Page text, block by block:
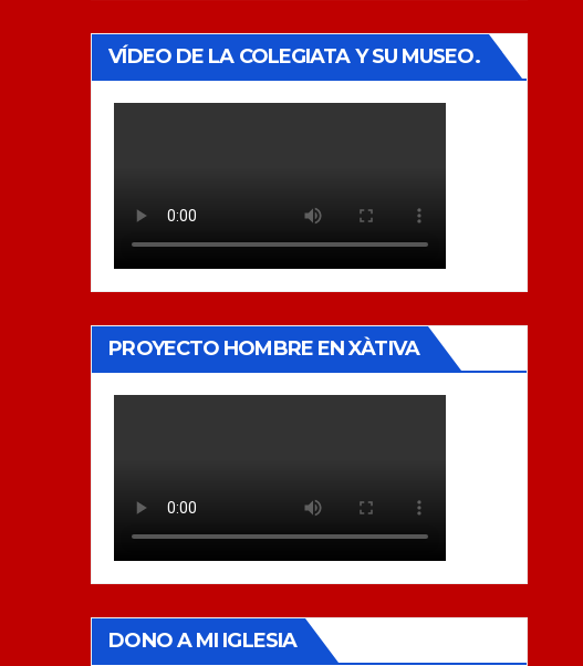
VÍDEO DE LA COLEGIATA Y SU MUSEO.
PROYECTO HOMBRE EN XÀTIVA
DONO A MI IGLESIA